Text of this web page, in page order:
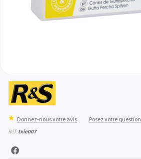
Donnez-nous votre avis Posez votre question
Réf: txie007